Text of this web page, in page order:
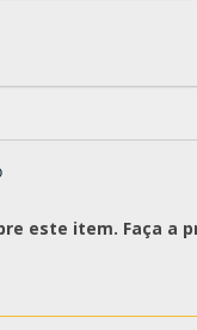
este item. Faça a